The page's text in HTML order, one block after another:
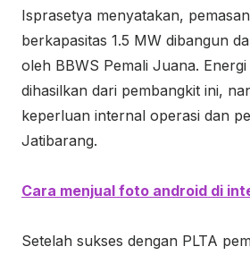
Isprasetya menyatakan,
berkapasitas 1.5 MW dibangun
oleh BBWS Pemali Juana.
dihasilkan dari pembangkit ini,
keperluan internal operasi dan
Jatibarang.
Cara menjual foto android di
Setelah sukses dengan PLTA